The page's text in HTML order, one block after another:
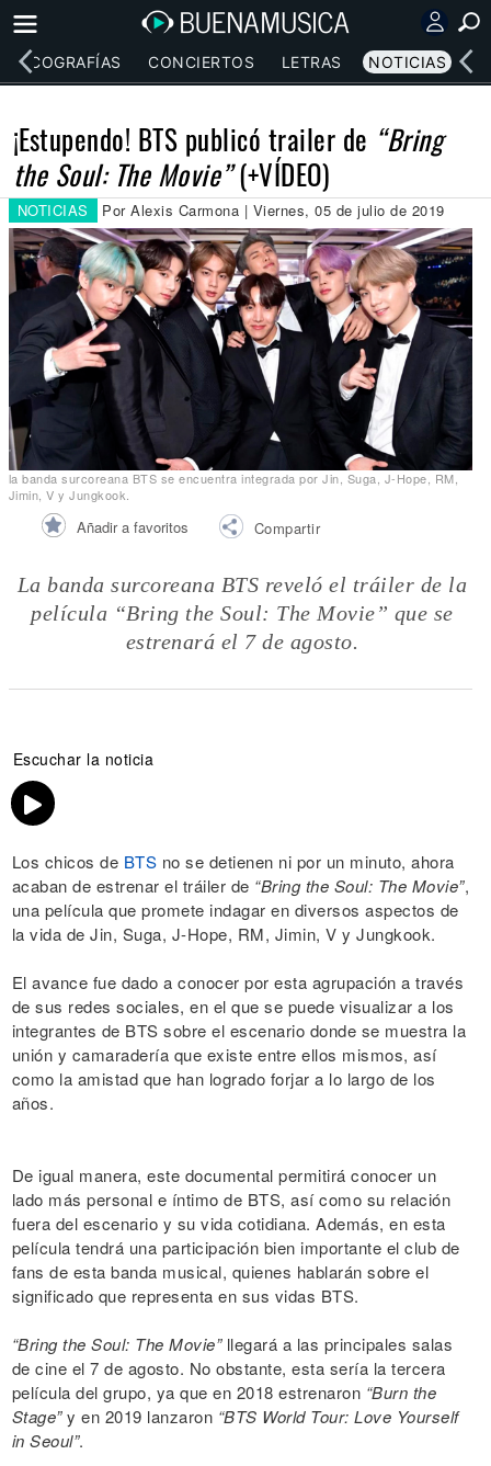
DISCOGRAFÍAS CONCIERTOS LETRAS NOTICIAS
¡Estupendo! BTS publicó trailer de “Bring
the Soul: The Movie”(+VÍDEO)
NOTICIAS Por Alexis Carmona | Viernes, 05 de julio de 2019
la banda surcoreana BTS se encuentra integrada por Jin, Suga, J-Hope, RM,
Jimin, V y Jungkook.
Añadir a favoritos Compartir
La banda surcoreana BTS reveló el tráiler de la
película “Bring the Soul: The Movie” que se
estrenará el 7 de agosto.
Escuchar la noticia
Los chicos de BTS no se detienen ni por un minuto, ahora
acaban de estrenar el tráiler de “Bring the Soul: The Movie”,
una película que promete indagar en diversos aspectos de
la vida de Jin, Suga, J-Hope, RM, Jimin, V y Jungkook.
El avance fue dado a conocer por esta agrupación a través
de sus redes sociales, en el que se puede visualizar a los
integrantes de BTS sobre el escenario donde se muestra la
unión y camaradería que existe entre ellos mismos, así
como la amistad que han logrado forjar a lo largo de los
años.
De igual manera, este documental permitirá conocer un
lado más personal e íntimo de BTS, así como su relación
fuera del escenario y su vida cotidiana. Además, en esta
película tendrá una participación bien importante el club de
fans de esta banda musical, quienes hablarán sobre el
significado que representa en sus vidas BTS.
“Bring the Soul: The Movie”llegará a las principales salas
de cine el 7 de agosto. No obstante, esta sería la tercera
película del grupo, ya que en 2018 estrenaron “Burn the
Stage”y en 2019 lanzaron “BTS World Tour: Love Yourself
in Seoul”.